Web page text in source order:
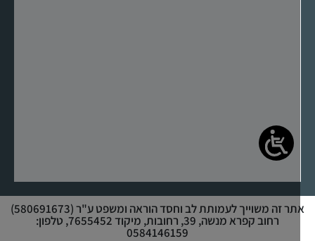
אתר זה משוייך לעמותת לב וחסד הוראה ומשפט ע"ר (580691673)
רחוב קפרא מנשה, 39, רחובות, מיקוד 7655452, טלפון:
0584146159